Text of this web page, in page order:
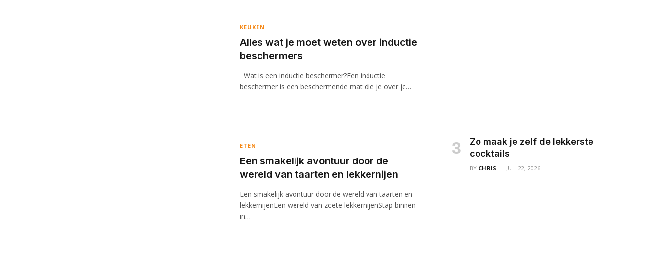
KEUKEN
Alles wat je moet weten over inductie
beschermers
Wat is een inductie beschermer?Een inductie
beschermer is een beschermende mat die je over je…
ETEN
Een smakelijk avontuur door de
wereld van taarten en lekkernijen
Een smakelijk avontuur door de wereld van taarten en
lekkernijenEen wereld van zoete lekkernijenStap binnen
in…
Zo maak je zelf de lekkerste
cocktails
BY CHRIS JULI 22, 2026